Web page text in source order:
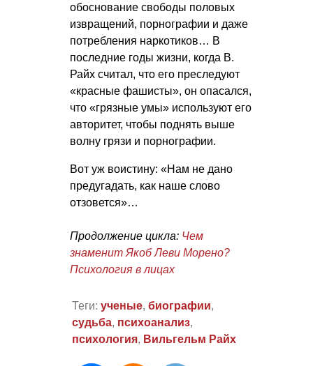
обоснование свободы половых
извращений, порнографии и даже
потребления наркотиков… В
последние годы жизни, когда В.
Райх считал, что его преследуют
«красные фашисты», он опасался,
что «грязные умы» используют его
авторитет, чтобы поднять выше
волну грязи и порнографии.
Вот уж воистину: «Нам не дано
предугадать, как наше слово
отзовется»…
Продолжение цикла: Чем
знаменит Якоб Леви Морено?
Психология в лицах
Теги: ученые, биографии,
судьба, психоанализ,
психология, Вильгельм Райх